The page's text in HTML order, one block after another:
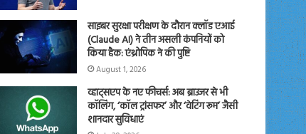
साइबर सुरक्षा परीक्षण के दौरान क्लॉड एआई
(Claude AI) ने तीन असली कंपनियों को
किया हैक: एंथ्रोपिक ने की पुष्टि
August 1, 2026
व्हाट्सएप के नए फीचर्स: अब ब्राउजर से भी
कॉलिंग, ‘कॉल ट्रांसफर’ और ‘वेटिंग रूम’ जैसी
शानदार सुविधाएं